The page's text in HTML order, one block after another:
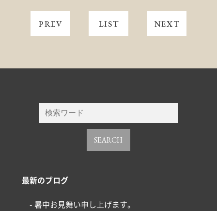
SEARCH
最新のブログ
- 暑中お見舞い申し上げます。
PREV LIST NEXT